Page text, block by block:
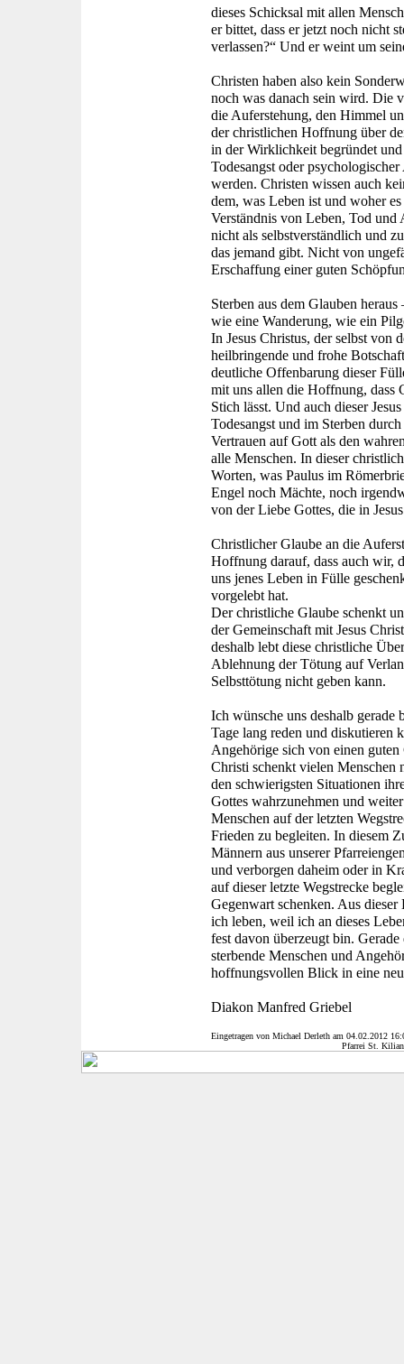
dieses Schicksal mit allen
er bittet, dass er jetzt noch nicht
verlassen?“ Und er weint um
Christen haben also kein
noch was danach sein wird. Die
die Auferstehung, den Himmel
der christlichen Hoffnung über
in der Wirklichkeit begründet
Todesangst oder
werden. Christen wissen auch
dem, was Leben ist und woher
Verständnis von Leben, Tod und
nicht als selbstverständlich und
das jemand gibt. Nicht von
Erschaffung einer guten
Sterben aus dem Glauben
wie eine Wanderung, wie ein
In Jesus Christus, der selbst von
heilbringende und frohe
deutliche Offenbarung dieser
mit uns allen die Hoffnung, dass
Stich lässt. Und auch dieser
Todesangst und im Sterben
Vertrauen auf Gott als den
alle Menschen. In dieser
Worten, was Paulus im
Engel noch Mächte, noch
von der Liebe Gottes, die in
Christlicher Glaube an die
Hoffnung darauf, dass auch wir,
uns jenes Leben in Fülle
vorgelebt hat.
Der christliche Glaube schenkt
der Gemeinschaft mit Jesus
deshalb lebt diese christliche
Ablehnung der Tötung auf
Selbsttötung nicht geben kann.
Ich wünsche uns deshalb gerade
Tage lang reden und diskutieren
Angehörige sich von einen guten
Christi schenkt vielen
den schwierigsten Situationen
Gottes wahrzunehmen und
Menschen auf der letzten
Frieden zu begleiten. In diesem
Männern aus unserer
und verborgen daheim oder in
auf dieser letzte Wegstrecke
Gegenwart schenken. Aus
ich leben, weil ich an dieses
fest davon überzeugt bin.
sterbende Menschen und
hoffnungsvollen Blick in eine
Diakon Manfred Griebel
Eingetragen von Michael Derleth am 04.02.2012
Pfarrei St.